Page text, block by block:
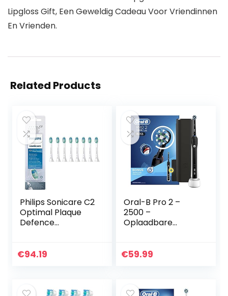
Lipgloss Gift, Een Geweldig Cadeau Voor Vriendinnen
En Vrienden.
Related Products
Philips Sonicare C2
Optimal Plaque
Defence
€94.19
Oral-B Pro 2 –
2500 –
Oplaadbare
Powered By Braun,
€59.99